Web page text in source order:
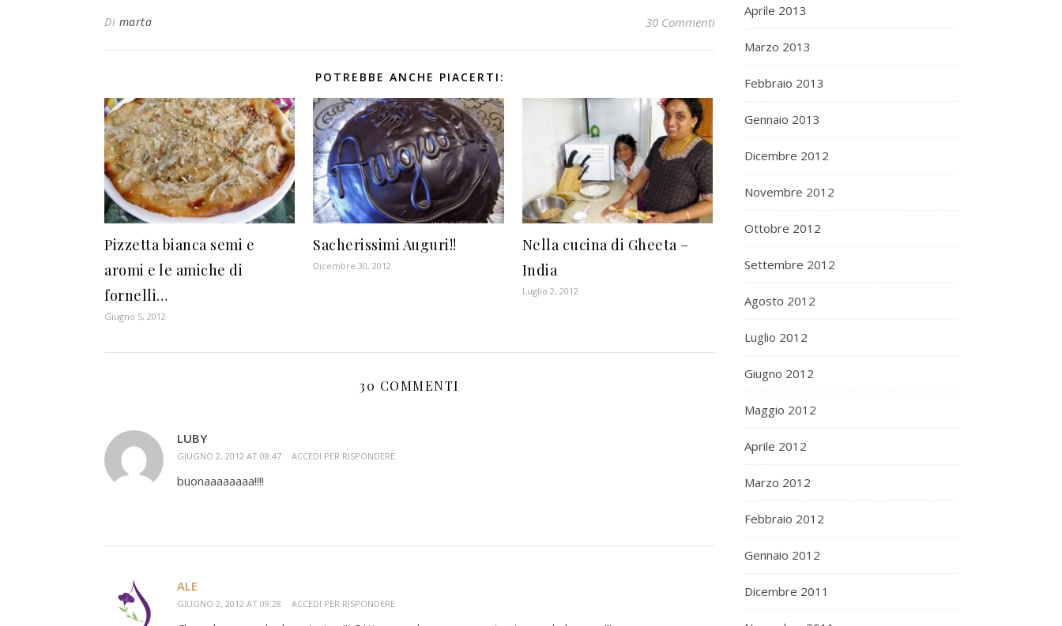
Di marta 30 Commenti
POTREBBE ANCHE PIACERTI:
Pizzetta bianca semi e
aromi e le amiche di
fornelli…
Giugno 5, 2012
Sacherissimi Auguri!!
Dicembre 30, 2012
Nella cucina di Gheeta –
India
Luglio 2, 2012
30 COMMENTI
LUBY
GIUGNO 2, 2012 AT 08:47 ACCEDI PER RISPONDERE
buonaaaaaaaa!!!!
ALE
GIUGNO 2, 2012 AT 09:28 ACCEDI PER RISPONDERE
Aprile 2013
Marzo 2013
Febbraio 2013
Gennaio 2013
Dicembre 2012
Novembre 2012
Ottobre 2012
Settembre 2012
Agosto 2012
Luglio 2012
Giugno 2012
Maggio 2012
Aprile 2012
Marzo 2012
Febbraio 2012
Gennaio 2012
Dicembre 2011